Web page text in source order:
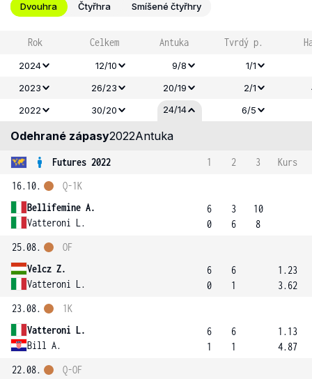
Dvouhra Čtyřhra Smíšené čtyřhry
Rok Celkem Antuka Tvrdý p.
2024 12/10 9/8
1/1
2023
26/23 20/19 2/1
2022
30/20 24/14 6/5
Odehrané zápasy2022Antuka
Futures 2022 1 2 3
Kurs
16.10.
Bellifemine A.
Vatteroni L.
Q-1K
6
0
3
6
10
8
25.08.
Velcz Z.
Vatteroni L.
OF
6
0
6
1
1.23
3.62
23.08.
Vatteroni L.
Bill A.
1K
6
1
6
1
1.13
4.87
22.08.
Q-OF